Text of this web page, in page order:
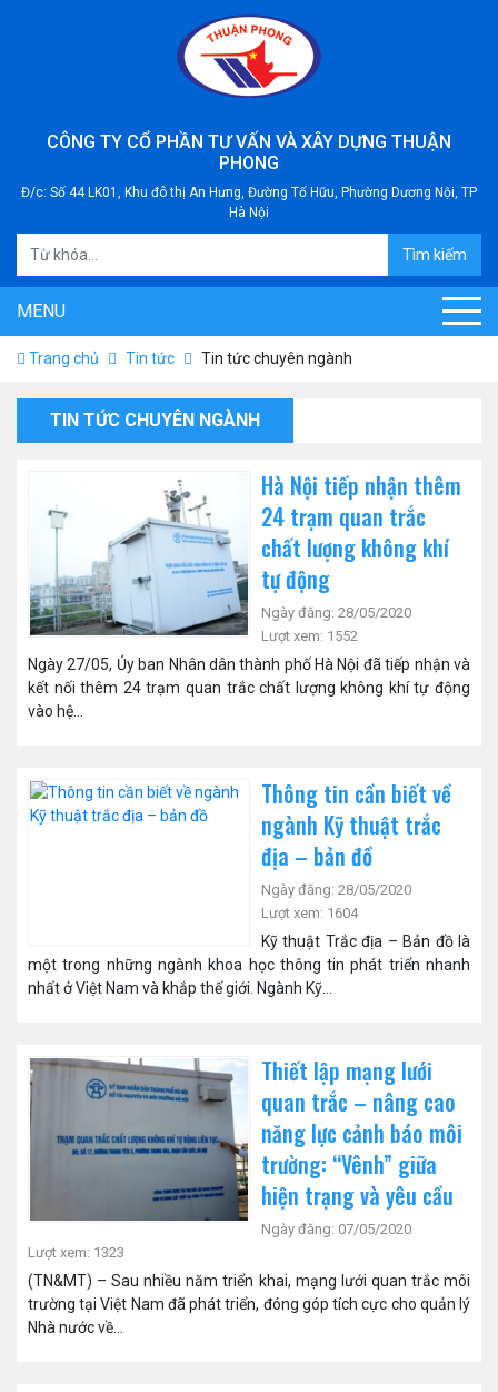
CÔNG TY CỔ PHẦN TƯ VẤN VÀ XÂY DỰNG THUẬN
PHONG
Đ/c: Số 44 LK01, Khu đô thị An Hưng, Đường Tố Hữu, Phường Dương Nội, TP
Hà Nội
Tìm kiếm
MENU
Trang chủ Tin tức Tin tức chuyên ngành
TIN TỨC CHUYÊN NGÀNH
Hà Nội tiếp nhận thêm
24 trạm quan trắc
chất lượng không khí
tự động
Ngày đăng: 28/05/2020
Lượt xem: 1552
Ngày 27/05, Ủy ban Nhân dân thành phố Hà Nội đã tiếp nhận và
kết nối thêm 24 trạm quan trắc chất lượng không khí tự động
vào hệ...
Thông tin cần biết về
ngành Kỹ thuật trắc
địa – bản đồ
Ngày đăng: 28/05/2020
Lượt xem: 1604
Kỹ thuật Trắc địa – Bản đồ là
một trong những ngành khoa học thông tin phát triển nhanh
nhất ở Việt Nam và khắp thế giới. Ngành Kỹ...
Thiết lập mạng lưới
quan trắc – nâng cao
năng lực cảnh báo môi
trường: “Vênh” giữa
hiện trạng và yêu cầu
Ngày đăng: 07/05/2020
Lượt xem: 1323
(TN&MT) – Sau nhiều năm triển khai, mạng lưới quan trắc môi
trường tại Việt Nam đã phát triển, đóng góp tích cực cho quản lý
Nhà nước về...